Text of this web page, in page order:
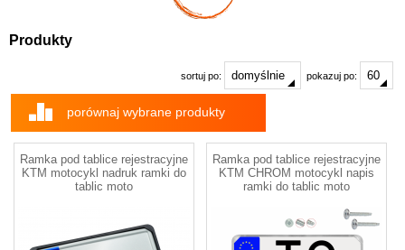
Produkty
pokazuj po:
sortuj po:
porównaj wybrane produkty
Ramka pod tablice rejestracyjne
KTM motocykl nadruk ramki do
tablic moto
Ramka pod tablice rejestracyjne
KTM CHROM motocykl napis
ramki do tablic moto